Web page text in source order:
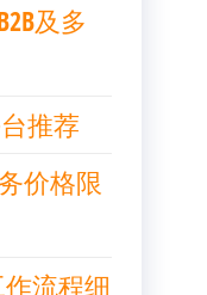
及多
推荐
价格限
流程细